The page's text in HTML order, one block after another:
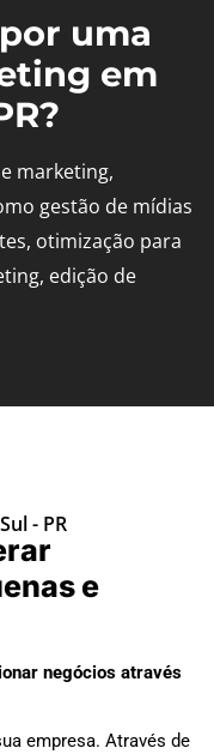
uma
em
marketing,
gestão de mídias
otimização para
edição de
- PR
e
negócios através
empresa. Através de